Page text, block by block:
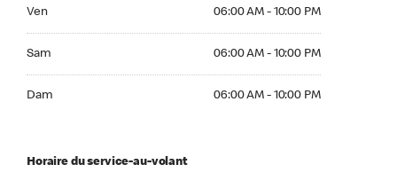
Ven 06:00 AM - 10:00 PM
Sam 06:00 AM - 10:00 PM
Dam 06:00 AM - 10:00 PM
Horaire du service-au-volant